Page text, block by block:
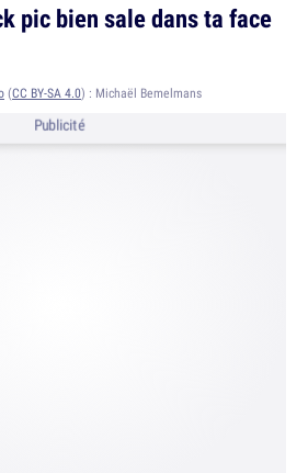
pic bien sale dans ta face
(CC BY-SA 4.0) : Michaël Bemelmans
Publicité